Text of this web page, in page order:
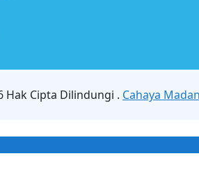
Hak Cipta Dilindungi . Cahaya